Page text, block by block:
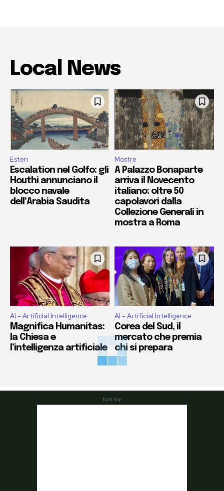
Local News
Esteri
Escalation nel Golfo: gli
Houthi annunciano il
blocco navale
dell’Arabia Saudita
Mostre
A Palazzo Bonaparte
arriva il Novecento
italiano: oltre 50
capolavori dalla
Collezione Generali in
mostra a Roma
AI - Artificial Intelligence
Magnifica Humanitas:
la Chiesa e
l’intelligenza artificiale
AI - Artificial Intelligence
Corea del Sud, il
mercato che premia
chi si prepara
foot top